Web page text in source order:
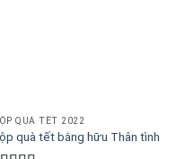
QUÀ TẾT 2022
quà tết bằng hữu Thân tình